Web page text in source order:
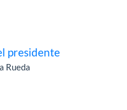
presidente
Rueda